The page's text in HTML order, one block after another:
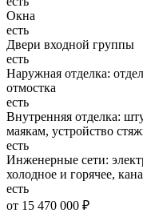
Окна
есть
Двери входной группы
есть
Наружная отделка:
отмостка
есть
Внутренняя отделка:
маякам, устройство
есть
Инженерные сети:
холодное и горячее,
есть
от 15 470 000 ₽